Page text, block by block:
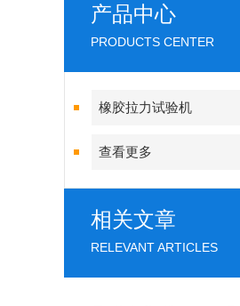
产品中心
PRODUCTS CENTER
橡胶拉力试验机
查看更多
相关文章
RELEVANT ARTICLES